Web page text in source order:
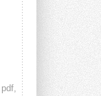
pdf,